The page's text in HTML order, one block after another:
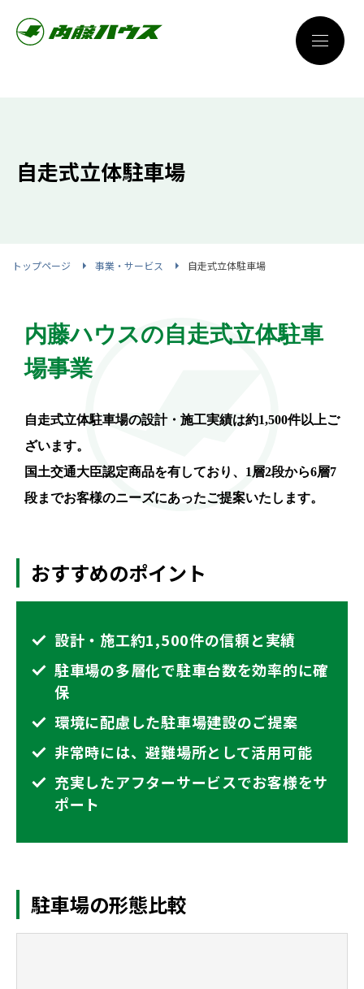
自走式立体駐車場
トップページ 事業・サービス 自走式立体駐車場
内藤ハウスの自走式立体駐車
場事業
自走式立体駐車場の設計・施工実績は約1,500件以上ご
ざいます。
国土交通大臣認定商品を有しており、1層2段から6層7
段までお客様のニーズにあったご提案いたします。
おすすめのポイント
設計・施工約1,500件の信頼と実績
駐車場の多層化で駐車台数を効率的に確
保
環境に配慮した駐車場建設のご提案
非常時には、避難場所として活用可能
充実したアフターサービスでお客様をサ
ポート
駐車場の形態比較